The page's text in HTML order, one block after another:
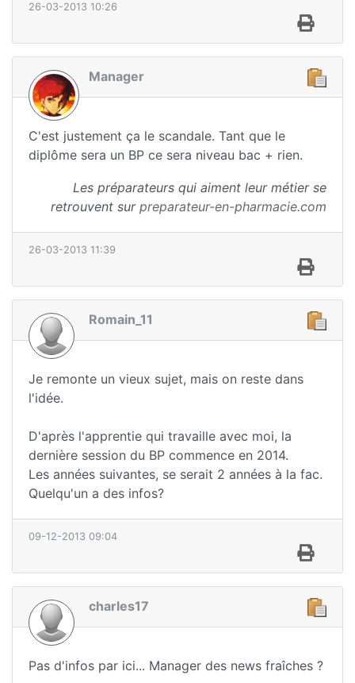
26-03-2013 10:26
Manager
C'est justement ça le scandale. Tant que le
diplôme sera un BP ce sera niveau bac + rien.
Les préparateurs qui aiment leur métier se
retrouvent sur preparateur-en-pharmacie.com
26-03-2013 11:39
Romain_11
Je remonte un vieux sujet, mais on reste dans
l'idée.
D'après l'apprentie qui travaille avec moi, la
dernière session du BP commence en 2014.
Les années suivantes, se serait 2 années à la fac.
Quelqu'un a des infos?
09-12-2013 09:04
charles17
Pas d'infos par ici... Manager des news fraîches ?